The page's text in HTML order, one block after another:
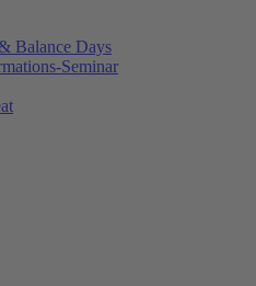
Balance Days
Seminar